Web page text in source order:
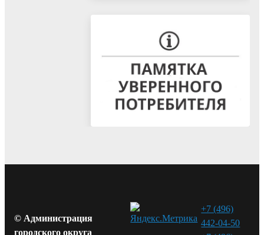
© Администрация
городского округа
+7 (496)
442-04-50